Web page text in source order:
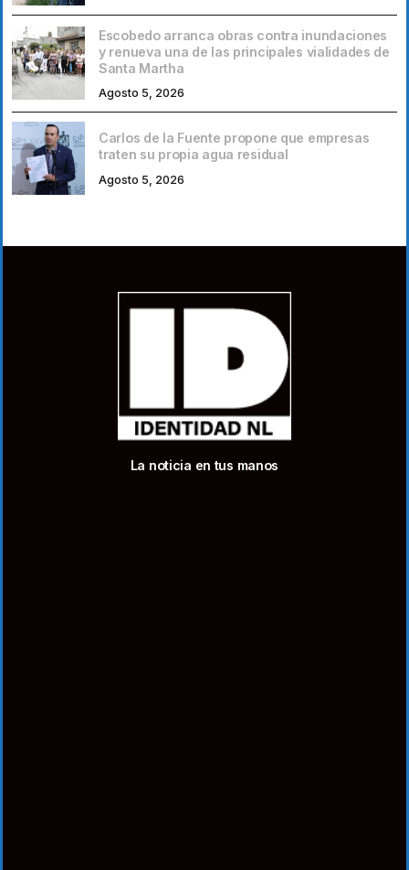
Escobedo arranca obras contra inundaciones
y renueva una de las principales vialidades de
Santa Martha
Agosto 5, 2026
Carlos de la Fuente propone que empresas
traten su propia agua residual
Agosto 5, 2026
La noticia en tus manos